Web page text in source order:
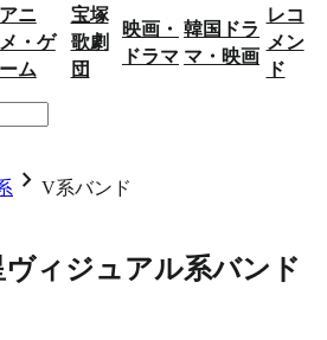
アニ
メ・ゲ
ーム
宝塚
歌劇
団
映画・
ドラマ
韓国ドラ
マ・映画
レコ
メン
ド
chevron_right V系バンド
ヴィジュアル系バンド